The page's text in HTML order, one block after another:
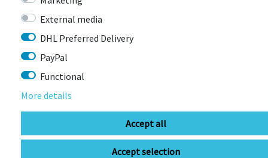
LAST
SEEN
External media
DHL Preferred Delivery
PayPal
Functional
More details
Accept all
Accept selection